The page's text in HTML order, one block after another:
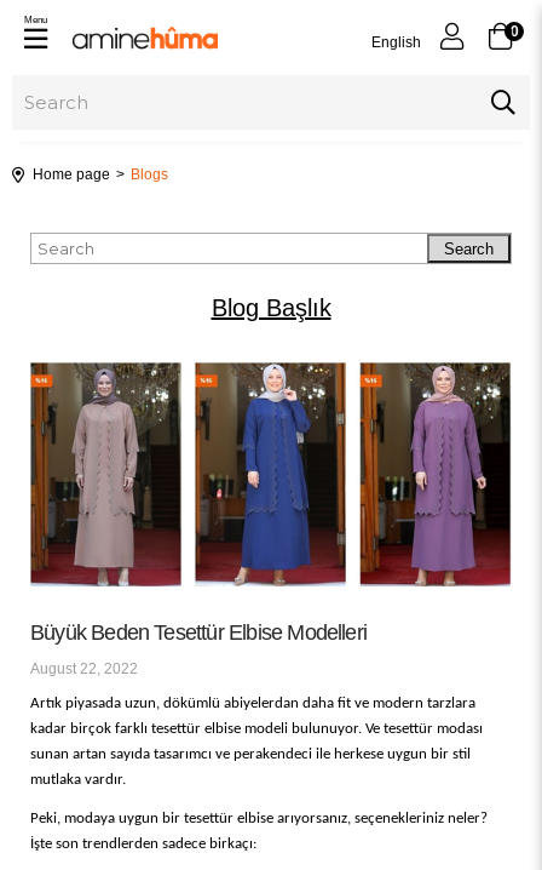
English
0
Menu
Home page Blogs
Search
Blog Başlık
Büyük Beden Tesettür Elbise Modelleri
August 22, 2022
Artık piyasada uzun, dökümlü abiyelerdan daha fit ve modern tarzlara
kadar birçok farklı tesettür elbise modeli bulunuyor. Ve tesettür modası
sunan artan sayıda tasarımcı ve perakendeci ile herkese uygun bir stil
mutlaka vardır.
Peki, modaya uygun bir tesettür elbise arıyorsanız, seçenekleriniz neler?
İşte son trendlerden sadece birkaçı: